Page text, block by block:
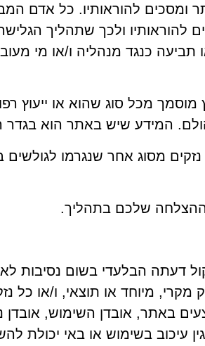
ומסכים להוראותיו. כל אדם
להוראותיו ולכך שתהליך
תביעה כנגד מנהליה ו/או מי
מוסמך מכל סוג שהוא או ייעוץ
המידע שיש באתר הוא
נזקים מסוג אחר שנגרמו
ההצלחה שלכם בתהליך.
דעתה הבלעדי בשום נסיבות
מקרי, מיוחד או תוצאי, ו/או כל
באתר, אובדן השימוש, אובדן
עיכוב בשימוש או באי יכולת